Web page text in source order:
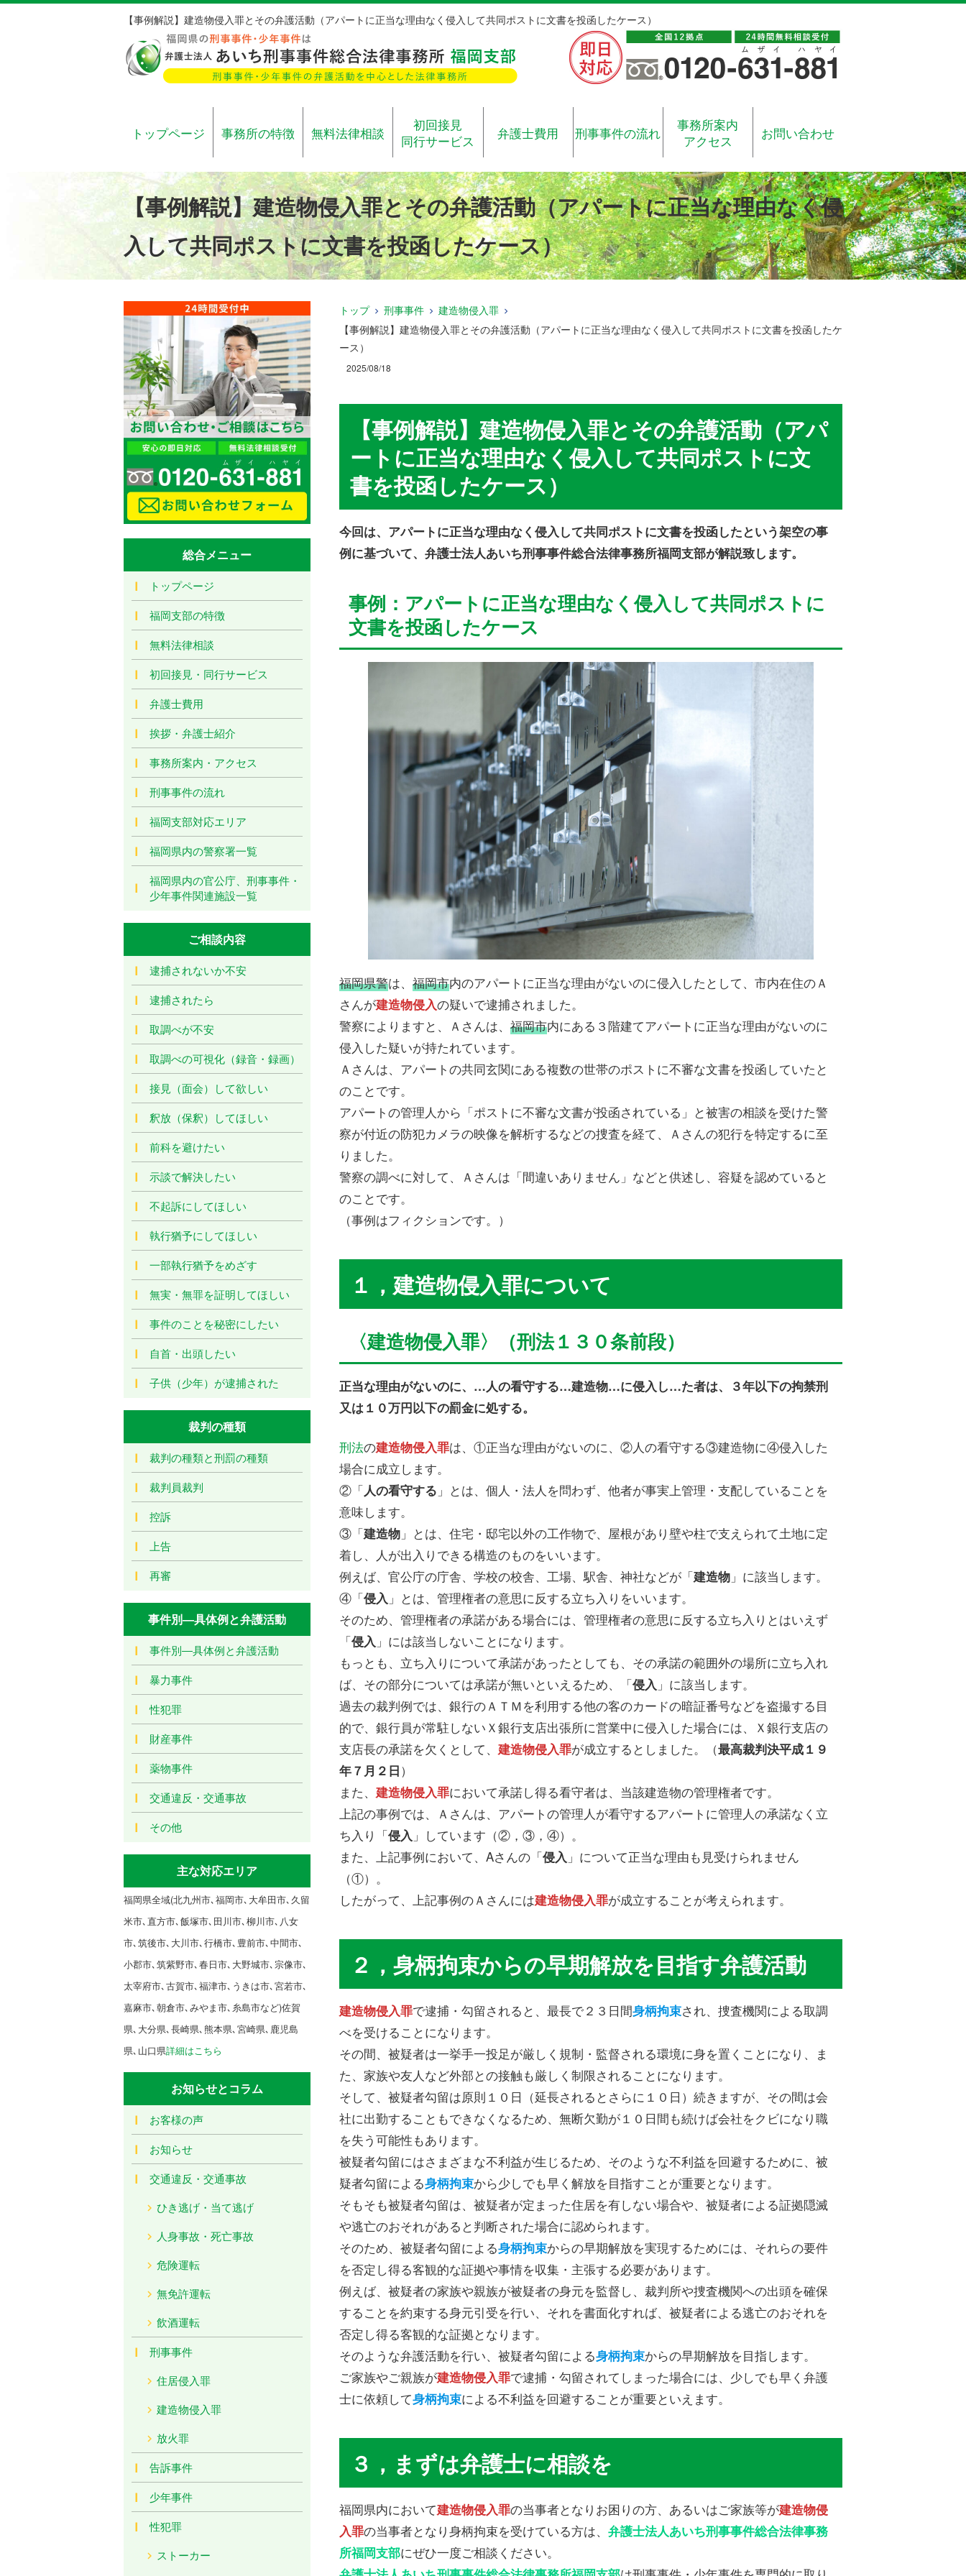
【事例解説】建造物侵入罪とその弁護活動（アパートに正当な理由なく侵入して共同ポストに文書を投函したケース）
トップページ 事務所の特徴 無料法律相談
初回接見
同行サービス
弁護士費用 刑事事件の流れ
事務所案内
アクセス
お問い合わせ
【事例解説】建造物侵入罪とその弁護活動（アパートに正当な理由なく侵
入して共同ポストに文書を投函したケース）
トップ 刑事事件
建造物侵入罪
【事例解説】建造物侵入罪とその弁護活動（アパートに正当な理由なく侵入して共同ポストに文書を投函したケ
ース）
2025/08/18
【事例解説】建造物侵入罪とその弁護活動（アパ
ートに正当な理由なく侵入して共同ポストに文
書を投函したケース）
今回は、アパートに正当な理由なく侵入して共同ポストに文書を投函したという架空の事
例に基づいて、弁護士法人あいち刑事事件総合法律事務所福岡支部が解説致します。
事例：アパートに正当な理由なく侵入して共同ポストに
文書を投函したケース
福岡県警は、 福岡市内のアパートに正当な理由がないのに侵入したとして、市内在住のＡ
さんが建造物侵入の疑いで逮捕されました。
警察によりますと、Ａさんは、 福岡市内にある３階建てアパートに正当な理由がないのに
侵入した疑いが持たれています。
Ａさんは、アパートの共同玄関にある複数の世帯のポストに不審な文書を投函していたと
のことです。
アパートの管理人から「ポストに不審な文書が投函されている」と被害の相談を受けた警
察が付近の防犯カメラの映像を解析するなどの捜査を経て、Ａさんの犯行を特定するに至
りました。
警察の調べに対して、Ａさんは「間違いありません」などと供述し、容疑を認めていると
のことです。
（事例はフィクションです。）
１，建造物侵入罪について
〈建造物侵入罪〉（刑法１３０条前段）
正当な理由がないのに、…人の看守する…建造物…に侵入し…た者は、３年以下の拘禁刑
又は１０万円以下の罰金に処する。
刑法の建造物侵入罪は、①正当な理由がないのに、②人の看守する③建造物に④侵入した
場合に成立します。
②「人の看守する 」とは、個人・法人を問わず、他者が事実上管理・支配していることを
意味します。
③「建造物 」とは、住宅・邸宅以外の工作物で、屋根があり壁や柱で支えられて土地に定
着し、人が出入りできる構造のものをいいます。
例えば、官公庁の庁舎、学校の校舎、工場、駅舎、神社などが「建造物 」に該当します。
④「侵入 」とは、管理権者の意思に反する立ち入りをいいます。
そのため、管理権者の承諾がある場合には、管理権者の意思に反する立ち入りとはいえず
「侵入 」には該当しないことになります。
もっとも、立ち入りについて承諾があったとしても、その承諾の範囲外の場所に立ち入れ
ば、その部分については承諾が無いといえるため、「侵入 」に該当します。
過去の裁判例では、銀行のＡＴＭを利用する他の客のカードの暗証番号などを盗撮する目
的で、銀行員が常駐しないＸ銀行支店出張所に営業中に侵入した場合には、Ｘ銀行支店の
支店長の承諾を欠くとして、 建造物侵入罪が成立するとしました。（最高裁判決平成１９
年７月２日）
また、 建造物侵入罪において承諾し得る看守者は、当該建造物の管理権者です。
上記の事例では、Ａさんは、アパートの管理人が看守するアパートに管理人の承諾なく立
ち入り「侵入 」しています（②，③，④）。
また、上記事例において、Aさんの「侵入 」について正当な理由も見受けられません
（①）。
したがって、上記事例のＡさんには建造物侵入罪が成立することが考えられます。
２，身柄拘束からの早期解放を目指す弁護活動
建造物侵入罪で逮捕・勾留されると、最長で２３日間身柄拘束され、捜査機関による取調
べを受けることになります。
その間、被疑者は一挙手一投足が厳しく規制・監督される環境に身を置くことになり、ま
た、家族や友人など外部との接触も厳しく制限されることになります。
そして、被疑者勾留は原則１０日（延長されるとさらに１０日）続きますが、その間は会
社に出勤することもできなくなるため、無断欠勤が１０日間も続けば会社をクビになり職
を失う可能性もあります。
被疑者勾留にはさまざまな不利益が生じるため、そのような不利益を回避するために、被
疑者勾留による身柄拘束から少しでも早く解放を目指すことが重要となります。
そもそも被疑者勾留は、被疑者が定まった住居を有しない場合や、被疑者による証拠隠滅
や逃亡のおそれがあると判断された場合に認められます。
そのため、被疑者勾留による身柄拘束からの早期解放を実現するためには、それらの要件
を否定し得る客観的な証拠や事情を収集・主張する必要があります。
例えば、被疑者の家族や親族が被疑者の身元を監督し、裁判所や捜査機関への出頭を確保
することを約束する身元引受を行い、それを書面化すれば、被疑者による逃亡のおそれを
否定し得る客観的な証拠となります。
そのような弁護活動を行い、被疑者勾留による身柄拘束からの早期解放を目指します。
ご家族やご親族が建造物侵入罪で逮捕・勾留されてしまった場合には、少しでも早く弁護
士に依頼して身柄拘束による不利益を回避することが重要といえます。
３，まずは弁護士に相談を
福岡県内において建造物侵入罪の当事者となりお困りの方、あるいはご家族等が建造物侵
入罪の当事者となり身柄拘束を受けている方は、 弁護士法人あいち刑事事件総合法律事務
所福岡支部にぜひ一度ご相談ください。
総合メニュー
トップページ
福岡支部の特徴
無料法律相談
初回接見・同行サービス
弁護士費用
挨拶・弁護士紹介
事務所案内・アクセス
刑事事件の流れ
福岡支部対応エリア
福岡県内の警察署一覧
福岡県内の官公庁、刑事事件・
少年事件関連施設一覧
ご相談内容
逮捕されないか不安
逮捕されたら
取調べが不安
取調べの可視化（録音・録画）
接見（面会）して欲しい
釈放（保釈）してほしい
前科を避けたい
示談で解決したい
不起訴にしてほしい
執行猶予にしてほしい
一部執行猶予をめざす
無実・無罪を証明してほしい
事件のことを秘密にしたい
自首・出頭したい
子供（少年）が逮捕された
裁判の種類
裁判の種類と刑罰の種類
裁判員裁判
控訴
上告
再審
事件別―具体例と弁護活動
事件別―具体例と弁護活動
暴力事件
性犯罪
財産事件
薬物事件
交通違反・交通事故
その他
主な対応エリア
福岡県全域(北九州市､福岡市､大牟田市､久留
米市､直方市､飯塚市､田川市､柳川市､八女
市､筑後市､大川市､行橋市､豊前市､中間市､
小郡市､筑紫野市､春日市､大野城市､宗像市､
太宰府市､古賀市､福津市､うきは市､宮若市､
嘉麻市､朝倉市､みやま市､糸島市など)佐賀
県､大分県､長崎県､熊本県､宮崎県､鹿児島
県､山口県詳細はこちら
お知らせとコラム
お客様の声
お知らせ
交通違反・交通事故
ひき逃げ・当て逃げ
人身事故・死亡事故
危険運転
無免許運転
飲酒運転
刑事事件
住居侵入罪
建造物侵入罪
放火罪
告訴事件
少年事件
性犯罪
ストーカー